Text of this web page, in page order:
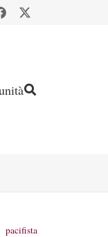
pacifista